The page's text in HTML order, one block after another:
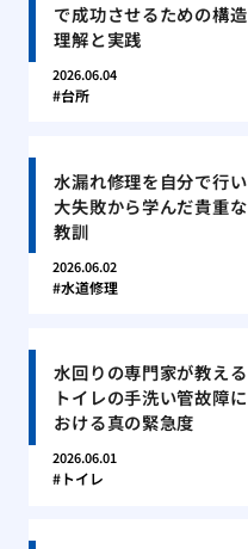
で成功させるための構造
理解と実践
2026.06.04
台所
水漏れ修理を自分で行い
大失敗から学んだ貴重な
教訓
2026.06.02
水道修理
水回りの専門家が教える
トイレの手洗い管故障に
おける真の緊急度
2026.06.01
トイレ